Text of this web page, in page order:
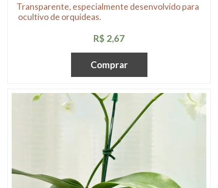
Transparente, especialmente desenvolvido para
ocultivo de orquídeas.
R$ 2,67
Comprar